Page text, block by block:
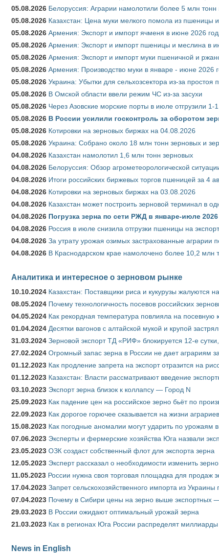
05.08.2026 Белоруссия: Аграрии намолотили более 5 млн тонн
05.08.2026 Казахстан: Цена муки мелкого помола из пшеницы
05.08.2026 Армения: Экспорт и импорт ячменя в июне 2026
05.08.2026 Армения: Экспорт и импорт пшеницы и меслина в
05.08.2026 Армения: Экспорт и импорт муки пшеничной и
05.08.2026 Армения: Производство муки в январе - июне 2026
05.08.2026 Украина: Убытки для сельхозсектора из-за простоя
05.08.2026 В Омской области ввели режим ЧС из-за засухи
05.08.2026 Через Азовские морские порты в июле отгрузили
05.08.2026 В России усилили госконтроль за оборотом
05.08.2026 Котировки на зерновых биржах на 04.08.2026
05.08.2026 Украина: Собрано около 18 млн тонн зерновых и
04.08.2026 Казахстан намолотил 1,6 млн тонн зерновых
04.08.2026 Белоруссия: Обзор агрометеорологической
04.08.2026 Итоги российских биржевых торгов пшеницей за 4
04.08.2026 Котировки на зерновых биржах на 03.08.2026
04.08.2026 Казахстан может построить зерновой терминал в
04.08.2026 Погрузка зерна по сети РЖД в январе-июле
04.08.2026 Россия в июле снизила отгрузки пшеницы на
04.08.2026 За утрату урожая озимых застрахованные аграрии
04.08.2026 В Краснодарском крае намолочено более 10,2 млн
Аналитика и интересное о зерновом рынке
10.10.2024 Казахстан: Поставщики риса и кукурузы жалуются
08.05.2024 Почему технологичность посевов российских
04.05.2024 Как рекордная температура повлияла на
01.04.2024 Десятки вагонов с алтайской мукой и крупой
31.03.2024 Зерновой экспорт ТД «РИФ» блокируется 12-е
27.02.2024 Огромный запас зерна в России не дает аграриям
01.12.2023 Как продление запрета на экспорт отразится на
01.12.2023 Казахстан: Власти рассматривают введение
03.10.2023 Экспорт зерна близок к коллапсу — Город N
25.09.2023 Как падение цен на российское зерно бьёт по
22.09.2023 Как дорогое горючее сказывается на жизни аграриев
15.08.2023 Как погодные аномалии могут ударить по урожаям
07.06.2023 Эксперты и фермерские хозяйства Юга назвали
23.05.2023 ОЗК создаст собственный флот для экспорта зерна
12.05.2023 Эксперт рассказал о необходимости изменить
11.05.2023 России нужна своя торговая площадка для продаж
17.04.2023 Запрет сельскохозяйственного импорта из
07.04.2023 Почему в Сибири цены на зерно выше экспортных
29.03.2023 В России ожидают оптимальный урожай зерна
21.03.2023 Как в регионах Юга России распределят
News in English